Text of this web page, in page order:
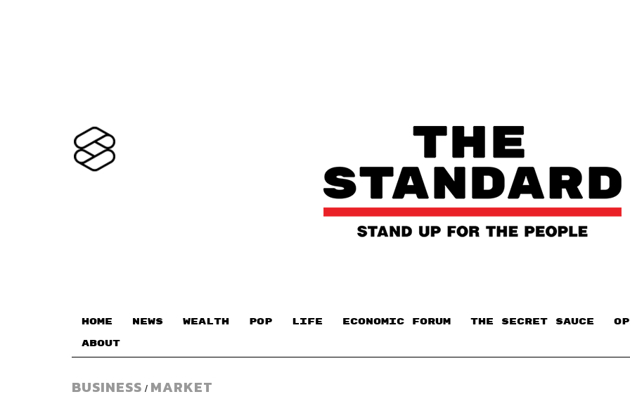
HOME NEWS WEALTH POP LIFE ECONOMIC FORUM THE SECRET SAUCE​
ABOUT
BUSINESS / MARKET